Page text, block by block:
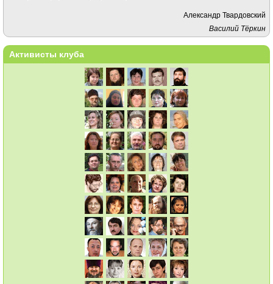
Александр Твардовский
Василий Тёркин
Активисты клуба